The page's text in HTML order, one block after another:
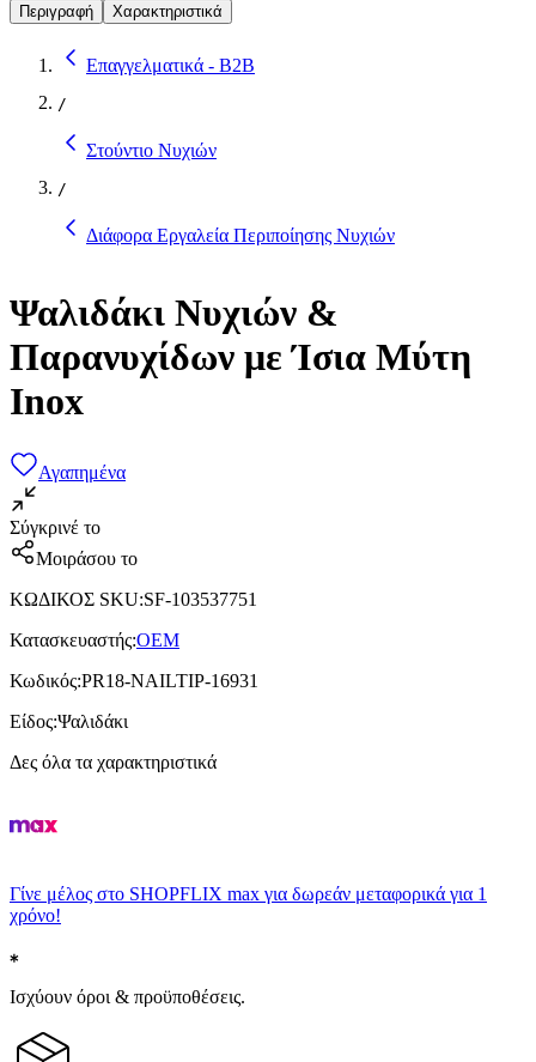
Περιγραφή Χαρακτηριστικά
Επαγγελματικά - B2B
/
Στούντιο Νυχιών
/
Διάφορα Εργαλεία Περιποίησης Νυχιών
Ψαλιδάκι Νυχιών &
Παρανυχίδων με Ίσια Μύτη
Inox
Αγαπημένα
Σύγκρινέ το
Μοιράσου το
ΚΩΔΙΚΟΣ SKU:SF-103537751
Κατασκευαστής:OEM
Κωδικός:PR18-NAILTIP-16931
Είδος:Ψαλιδάκι
Δες όλα τα χαρακτηριστικά
Γίνε μέλος στο SHOPFLIX max για δωρεάν μεταφορικά για 1
χρόνο!
Ισχύουν όροι & προϋποθέσεις.